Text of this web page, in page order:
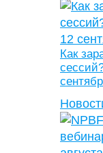
Как